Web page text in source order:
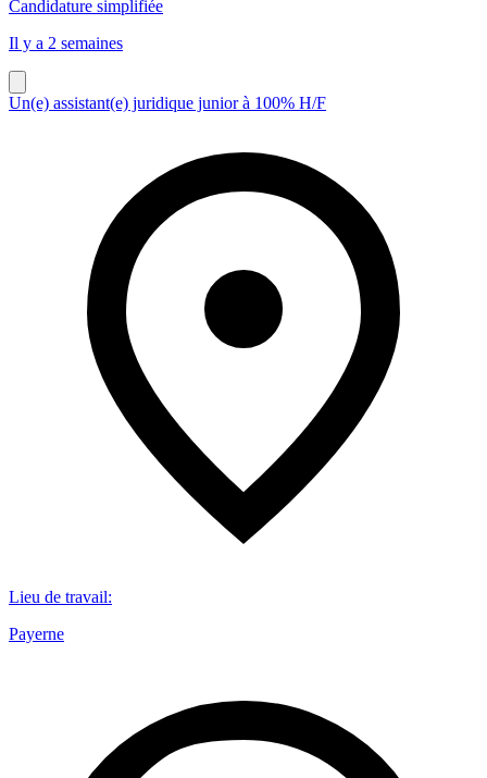
Candidature simplifiée
Il y a 2 semaines
Un(e) assistant(e) juridique junior à 100% H/F
Lieu de travail:
Payerne